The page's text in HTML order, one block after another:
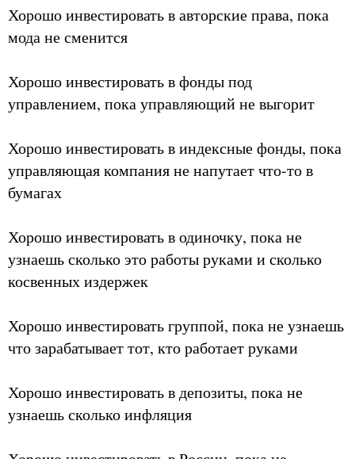
Хорошо инвестировать в авторские права, пока
мода не сменится
Хорошо инвестировать в фонды под
управлением, пока управляющий не выгорит
Хорошо инвестировать в индексные фонды, пока
управляющая компания не напутает что-то в
бумагах
Хорошо инвестировать в одиночку, пока не
узнаешь сколько это работы руками и сколько
косвенных издержек
Хорошо инвестировать группой, пока не узнаешь
что зарабатывает тот, кто работает руками
Хорошо инвестировать в депозиты, пока не
узнаешь сколько инфляция